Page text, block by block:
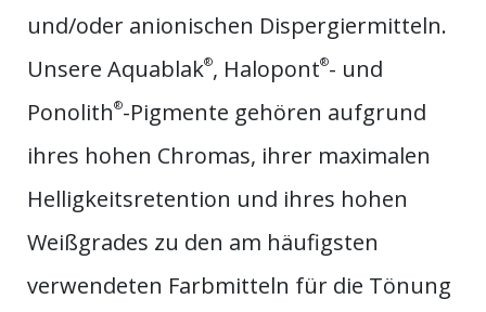
und/oder anionischen Dispergiermitteln.
Unsere Aquablak®, Halopont®- und
Ponolith®-Pigmente gehören aufgrund
ihres hohen Chromas, ihrer maximalen
Helligkeitsretention und ihres hohen
Weißgrades zu den am häufigsten
verwendeten Farbmitteln für die Tönung